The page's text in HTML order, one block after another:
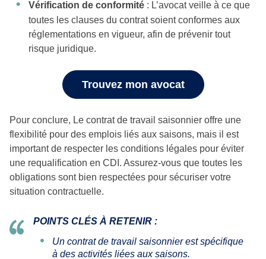
Vérification de conformité : L’avocat veille à ce que
toutes les clauses du contrat soient conformes aux
réglementations en vigueur, afin de prévenir tout
risque juridique.
Trouvez mon avocat
Pour conclure, Le contrat de travail saisonnier offre une
flexibilité pour des emplois liés aux saisons, mais il est
important de respecter les conditions légales pour éviter
une requalification en CDI. Assurez-vous que toutes les
obligations sont bien respectées pour sécuriser votre
situation contractuelle.
POINTS CLÉS À RETENIR :
Un contrat de travail saisonnier est spécifique
à des activités liées aux saisons.